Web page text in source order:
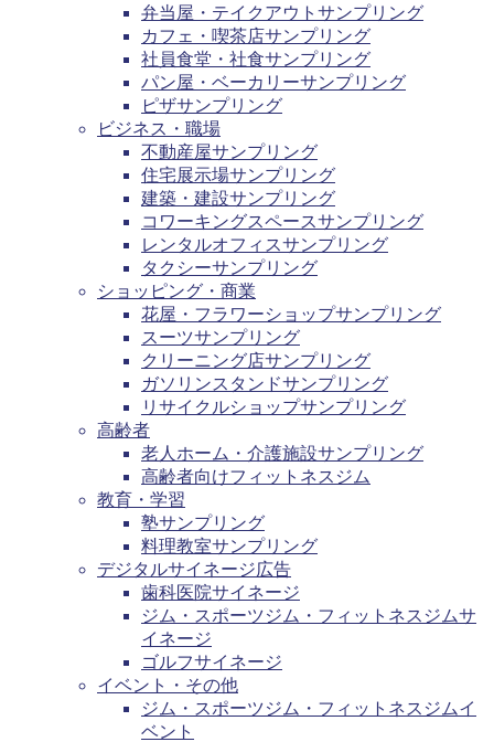
弁当屋・テイクアウトサンプリング
カフェ・喫茶店サンプリング
社員食堂・社食サンプリング
パン屋・ベーカリーサンプリング
ピザサンプリング
ビジネス・職場
不動産屋サンプリング
住宅展示場サンプリング
建築・建設サンプリング
コワーキングスペースサンプリング
レンタルオフィスサンプリング
タクシーサンプリング
ショッピング・商業
花屋・フラワーショップサンプリング
スーツサンプリング
クリーニング店サンプリング
ガソリンスタンドサンプリング
リサイクルショップサンプリング
高齢者
老人ホーム・介護施設サンプリング
高齢者向けフィットネスジム
教育・学習
塾サンプリング
料理教室サンプリング
デジタルサイネージ広告
歯科医院サイネージ
ジム・スポーツジム・フィットネスジムサ
イネージ
ゴルフサイネージ
イベント・その他
ジム・スポーツジム・フィットネスジムイ
ベント